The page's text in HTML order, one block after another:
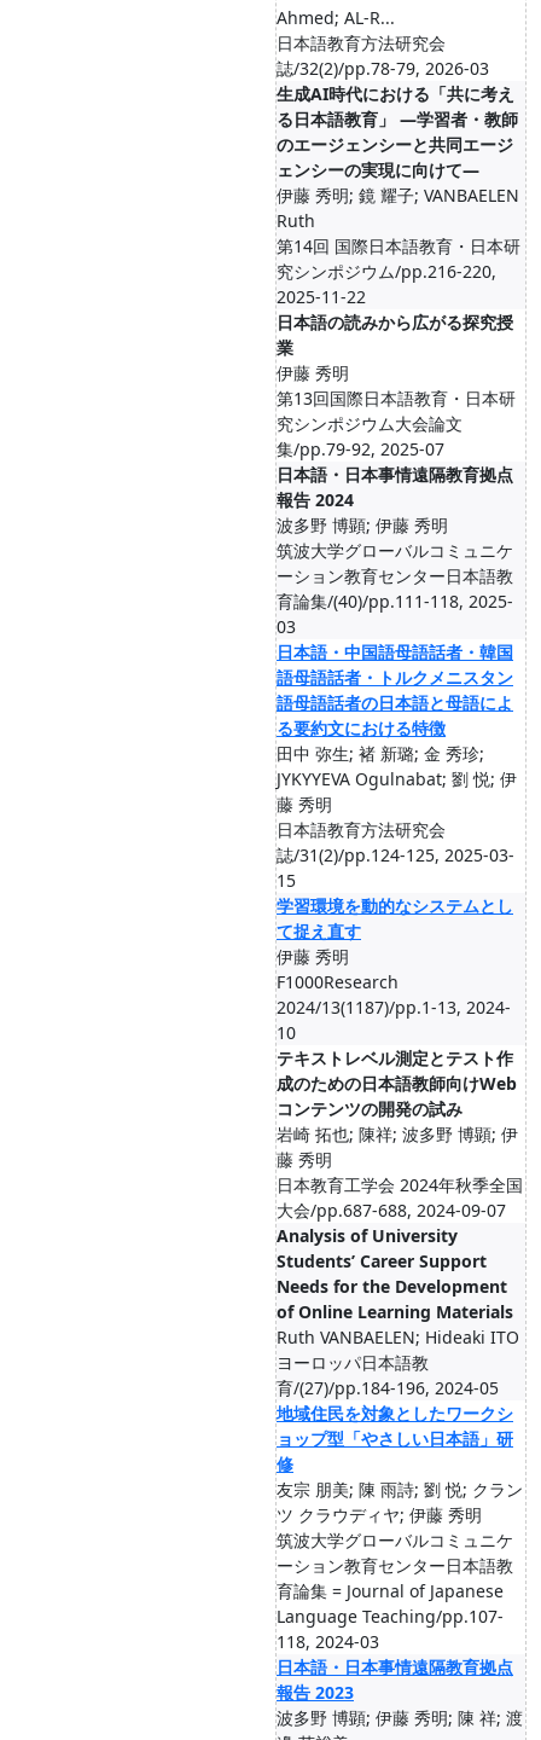
Ahmed; AL-R...
日本語教育方法研究会
誌/32(2)/pp.78-79, 2026-03
生成AI時代における「共に考え
る日本語教育」 ―学習者・教師
のエージェンシーと共同エージ
ェンシーの実現に向けて―
伊藤 秀明; 鏡 耀子; VANBAELEN
Ruth
第14回 国際日本語教育・日本研
究シンポジウム/pp.216-220,
2025-11-22
日本語の読みから広がる探究授
業
伊藤 秀明
第13回国際日本語教育・日本研
究シンポジウム大会論文
集/pp.79-92, 2025-07
日本語・日本事情遠隔教育拠点
報告 2024
波多野 博顕; 伊藤 秀明
筑波大学グローバルコミュニケ
ーション教育センター日本語教
育論集/(40)/pp.111-118, 2025-
03
日本語・中国語母語話者・韓国
語母語話者・トルクメニスタン
語母語話者の日本語と母語によ
る要約文における特徴
田中 弥生; 褚 新璐; 金 秀珍;
JYKYYEVA Ogulnabat; 劉 悦; 伊
藤 秀明
日本語教育方法研究会
誌/31(2)/pp.124-125, 2025-03-
15
学習環境を動的なシステムとし
て捉え直す
伊藤 秀明
F1000Research
2024/13(1187)/pp.1-13, 2024-
10
テキストレベル測定とテスト作
成のための日本語教師向けWeb
コンテンツの開発の試み
岩崎 拓也; 陳祥; 波多野 博顕; 伊
藤 秀明
日本教育工学会 2024年秋季全国
大会/pp.687-688, 2024-09-07
Analysis of University
Students’ Career Support
Needs for the Development
of Online Learning Materials
Ruth VANBAELEN; Hideaki ITO
ヨーロッパ日本語教
育/(27)/pp.184-196, 2024-05
地域住民を対象としたワークシ
ョップ型「やさしい日本語」研
修
友宗 朋美; 陳 雨詩; 劉 悦; クラン
ツ クラウディヤ; 伊藤 秀明
筑波大学グローバルコミュニケ
ーション教育センター日本語教
育論集 = Journal of Japanese
Language Teaching/pp.107-
118, 2024-03
日本語・日本事情遠隔教育拠点
報告 2023
波多野 博顕; 伊藤 秀明; 陳 祥; 渡